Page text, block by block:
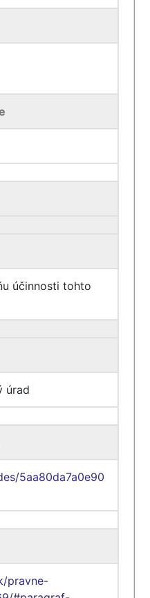
účinnosti tohto
úrad
5aa80da7a0e90
pravne-